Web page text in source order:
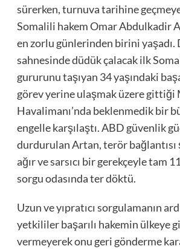
sürerken, turnuva tarihine
Somalili hakem Omar Abdulkadir
en zorlu günlerinden birini yaşadı.
sahnesinde düdük çalacak ilk
gururunu taşıyan 34 yaşındaki
görev yerine ulaşmak üzere gittiği
Havalimanı’nda beklenmedik bir
engelle karşılaştı. ABD güvenlik
durdurulan Artan, terör bağlantısı
ağır ve sarsıcı bir gerekçeyle tam
sorgu odasında ter döktü.
Uzun ve yıpratıcı sorgulamanın
yetkililer başarılı hakemin ülkeye
vermeyerek onu geri gönderme